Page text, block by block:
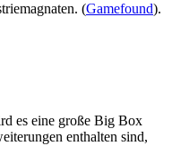
(Gamefound).
es eine große Big Box
enthalten sind,